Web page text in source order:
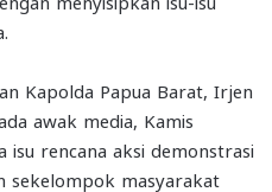
Kapolda Papua Barat, Irjen
awak media, Kamis
isu rencana aksi demonstrasi
sekelompok masyarakat